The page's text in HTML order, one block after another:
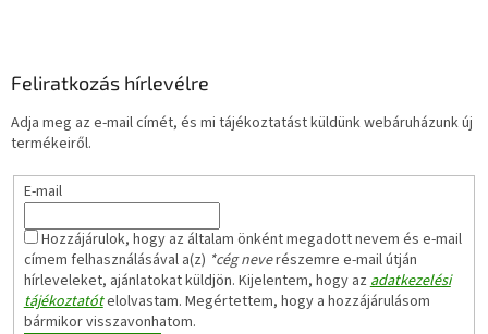
Feliratkozás hírlevélre
Adja meg az e-mail címét, és mi tájékoztatást küldünk webáruházunk új
termékeiről.
E-mail
Hozzájárulok, hogy az általam önként megadott nevem és e-mail
címem felhasználásával a(z) *cég neverészemre e-mail útján
hírleveleket, ajánlatokat küldjön. Kijelentem, hogy az adatkezelési
tájékoztatótelolvastam. Megértettem, hogy a hozzájárulásom
bármikor visszavonhatom.